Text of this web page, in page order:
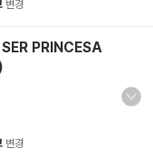
변경
PRINCESA
변경